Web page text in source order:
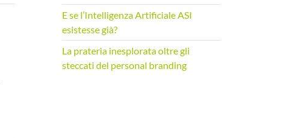
E se l’Intelligenza Artificiale ASI
esistesse già?
La prateria inesplorata oltre gli
steccati del personal branding